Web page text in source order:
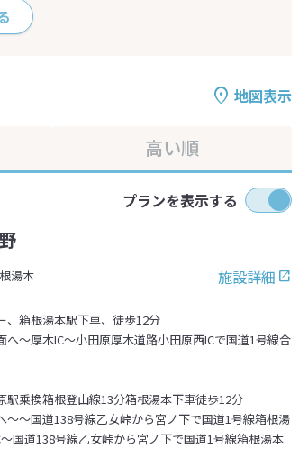
地図表示
高い順
プランを表示する
施設詳細
湯本
、箱根湯本駅下車、徒歩12分
～厚木IC～小田原厚木道路小田原西ICで国道1号線合
駅乗換箱根登山線13分箱根湯本下車徒歩12分
～～国道138号線乙女峠から宮ノ下で国道1号線箱根湯
国道138号線乙女峠から宮ノ下で国道1号線箱根湯本